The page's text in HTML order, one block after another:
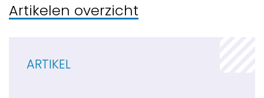
Artikelen overzicht
ARTIKEL